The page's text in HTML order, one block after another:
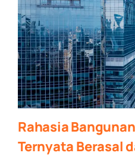
Rahasia
Ternyata Berasal